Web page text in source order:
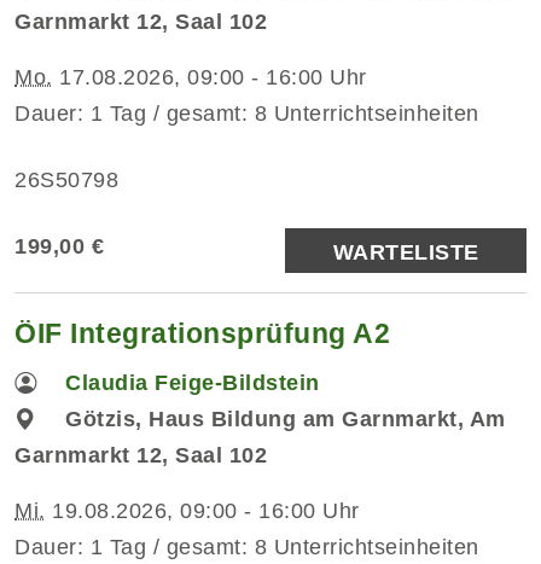
Garnmarkt 12, Saal 102
Mo. 17.08.2026, 09:00 - 16:00 Uhr
Dauer: 1 Tag / gesamt: 8 Unterrichtseinheiten
26S50798
199,00 € WARTELISTE
ÖIF Integrationsprüfung A2
Claudia Feige-Bildstein
Götzis, Haus Bildung am Garnmarkt, Am
Garnmarkt 12, Saal 102
Mi. 19.08.2026, 09:00 - 16:00 Uhr
Dauer: 1 Tag / gesamt: 8 Unterrichtseinheiten